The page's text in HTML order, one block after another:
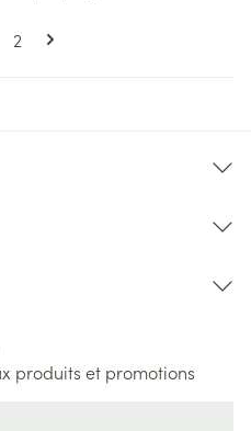
Pageslisez actuellement la page
Page
2
produits et promotions